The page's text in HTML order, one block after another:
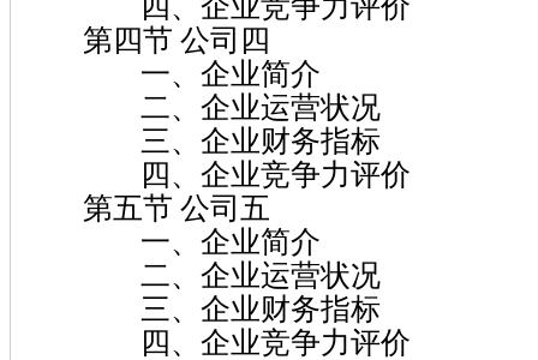
第四节 公司四
一、企业简介
二、企业运营状况
三、企业财务指标
四、企业竞争力评价
第五节 公司五
一、企业简介
二、企业运营状况
三、企业财务指标
四、企业竞争力评价